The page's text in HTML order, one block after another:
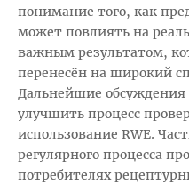
понимание того, как
может повлиять на
важным результатом,
перенесён на широкий
Дальнейшие обсуждения
улучшить процесс
использование RWE.
регулярного процесса
потребителях